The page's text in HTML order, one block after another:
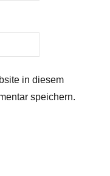
in diesem
speichern.